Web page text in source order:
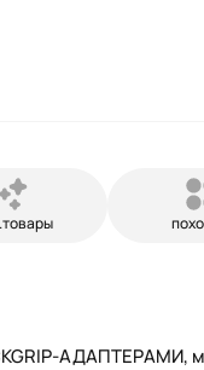
АДАПТЕРАМИ,